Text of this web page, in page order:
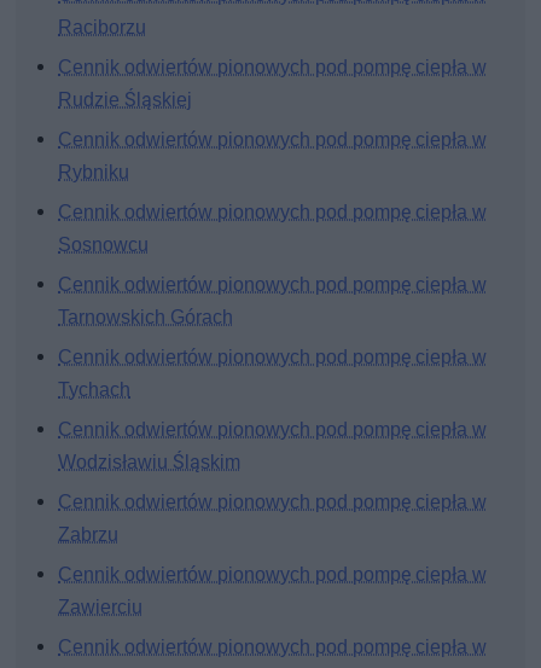
Raciborzu
Cennik odwiertów pionowych pod pompę ciepła w
Rudzie Śląskiej
Cennik odwiertów pionowych pod pompę ciepła w
Rybniku
Cennik odwiertów pionowych pod pompę ciepła w
Sosnowcu
Cennik odwiertów pionowych pod pompę ciepła w
Tarnowskich Górach
Cennik odwiertów pionowych pod pompę ciepła w
Tychach
Cennik odwiertów pionowych pod pompę ciepła w
Wodzisławiu Śląskim
Cennik odwiertów pionowych pod pompę ciepła w
Zabrzu
Cennik odwiertów pionowych pod pompę ciepła w
Zawierciu
Cennik odwiertów pionowych pod pompę ciepła w